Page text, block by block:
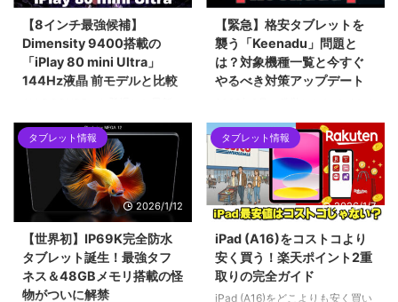
【8インチ最強候補】
Dimensity 9400搭載の
「iPlay 80 mini Ultra」
144Hz液晶 前モデルと比較
8.4インチタブレット「iPlay 80
mini Ultra」を紹介します。最新
チップセットのDimensity 9400
をはじめ、2.5Kの144Hzディス
プレイ、100W急速充電など、コ
ンパクトな筐体に詰め込まれた驚
います。ハイエンドな小型タブレ
ットを求めるユーザーにとって、
2026年現在の最有力候補となる1
台です。
【緊急】格安タブレットを
襲う「Keenadu」問題と
は？対象機種一覧と今すぐ
やるべき対策アップデート
ックドア「Keenadu」問題。
Alldocube、Teclast、Headwolf
など、当サイトでも紹介した格安
タブレットが対象となった今回の
騒動を時系列で解説します。迅速
な対応で評価を上げたメーカー
は？手元の「Alldocube iPlay 60
mini pro」を例に、画像付きで対
策アップデートの手順も詳しくご
紹介します。
タブレット情報
2026/1/12
【世界初】IP69K完全防水
タブレット誕生！最強タフ
ネス＆48GBメモリ搭載の怪
物がついに解禁
タブレット情報
2026/1/7
iPad (A16)をコストコより
安く買う！楽天ポイント2重
取りの完全ガイド
iPad (A16)をどこよりも安く買い